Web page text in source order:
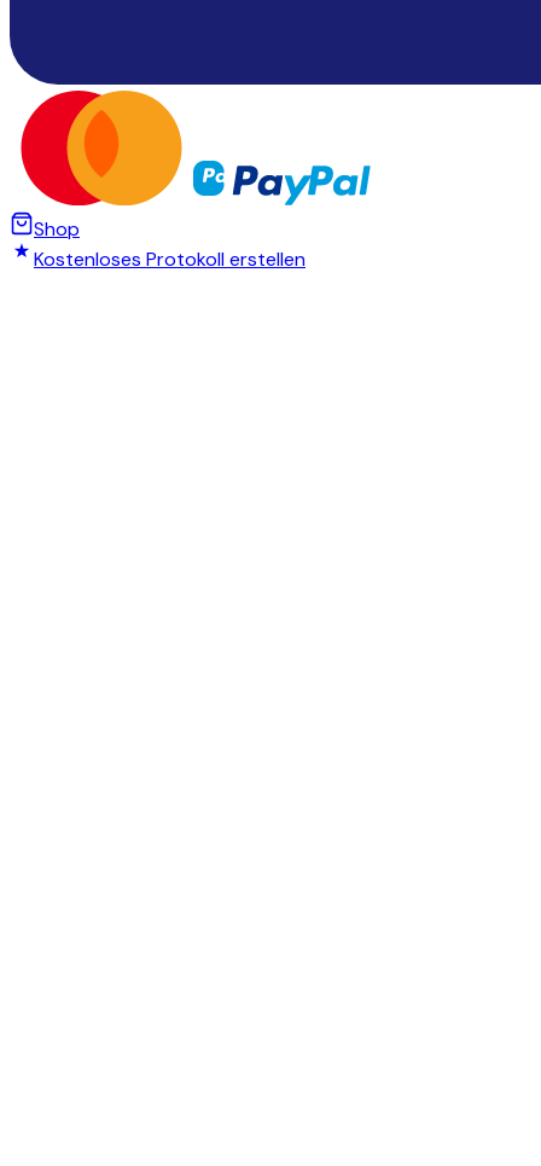
Shop
Kostenloses Protokoll erstellen